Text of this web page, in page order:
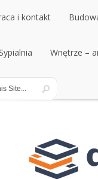
i kontakt
i kontaktWnętrze –